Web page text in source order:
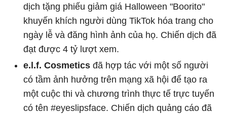
dịch tặng phiếu giảm giá Halloween "Boorito"
khuyến khích người dùng TikTok hóa trang cho
ngày lễ và đăng hình ảnh của họ. Chiến dịch đã
đạt được 4 tỷ lượt xem.
e.l.f. Cosmetics đã hợp tác với một số người
có tầm ảnh hưởng trên mạng xã hội để tạo ra
một cuộc thi và chương trình thực tế trực tuyến
có tên #eyeslipsface. Chiến dịch quảng cáo đã